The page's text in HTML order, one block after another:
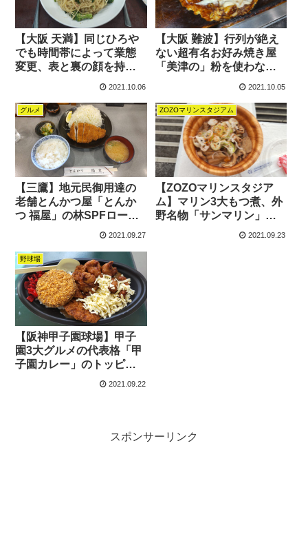
【大阪 天満】同じひろや
でも時間帯によって業態
変更、表と裏の顔を持つ
HIROYA」名物カニとブロ
ッコリーのかにみそクリ
ームパスタ
2021.10.06
【大阪 難波】行列が絶え
ない超有名お好み焼き屋
「美津の」粉を使わない
2021.10.05
グルメ
【三鷹】地元民御用達の
老舗とんかつ屋「とんか
つ 福屋」の林SPFロース
カツ定食は厚切り・やわ
2021.09.27
ZOZOマリンスタジアム
【ZOZOマリンスタジア
ム】マリン3大もつ煮、外
野名物「サンマリン」亡
き曽根会長のもつ煮込み&
2021.09.23
野球場
【阪神甲子園球場】甲子
園3大グルメの代表格「甲
子園カレー」のトッピン
グ全盛りグランドスラム
2021.09.22
スポンサーリンク